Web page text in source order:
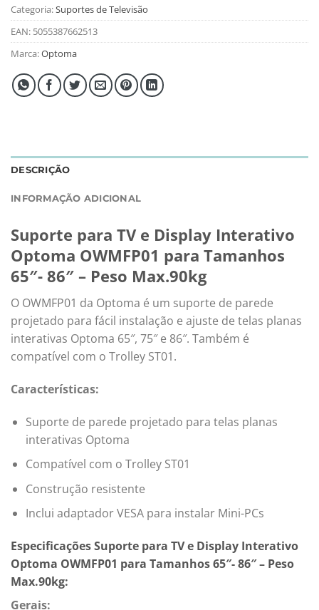
Categoria:Suportes de Televisão
EAN: 5055387662513
Marca:Optoma
DESCRIÇÃO
INFORMAÇÃO ADICIONAL
Suporte para TV e Display Interativo
Optoma OWMFP01 para Tamanhos
65″- 86″ – Peso Max.90kg
O OWMFP01 da Optoma é um suporte de parede
projetado para fácil instalação e ajuste de telas planas
interativas Optoma 65″, 75″ e 86″. Também é
compatível com o Trolley ST01.
Características:
Suporte de parede projetado para telas planas
interativas Optoma
Compatível com o Trolley ST01
Construção resistente
Inclui adaptador VESA para instalar Mini-PCs
Especificações Suporte para TV e Display Interativo
Optoma OWMFP01 para Tamanhos 65″- 86″ – Peso
Max.90kg:
Gerais: